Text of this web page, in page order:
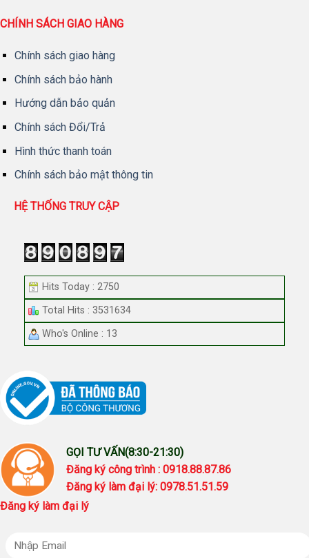
CHÍNH SÁCH GIAO HÀNG
Chính sách giao hàng
Chính sách bảo hành
Hướng dẫn bảo quản
Chính sách Đổi/Trả
Hình thức thanh toán
Chính sách bảo mật thông tin
HỆ THỐNG TRUY CẬP
Hits Today : 2750
Total Hits : 3531634
Who's Online : 13
GỌI TƯ VẤN(8:30-21:30)
Đăng ký công trình : 0918.88.87.86
Đăng ký làm đại lý: 0978.51.51.59
Đăng ký làm đại lý